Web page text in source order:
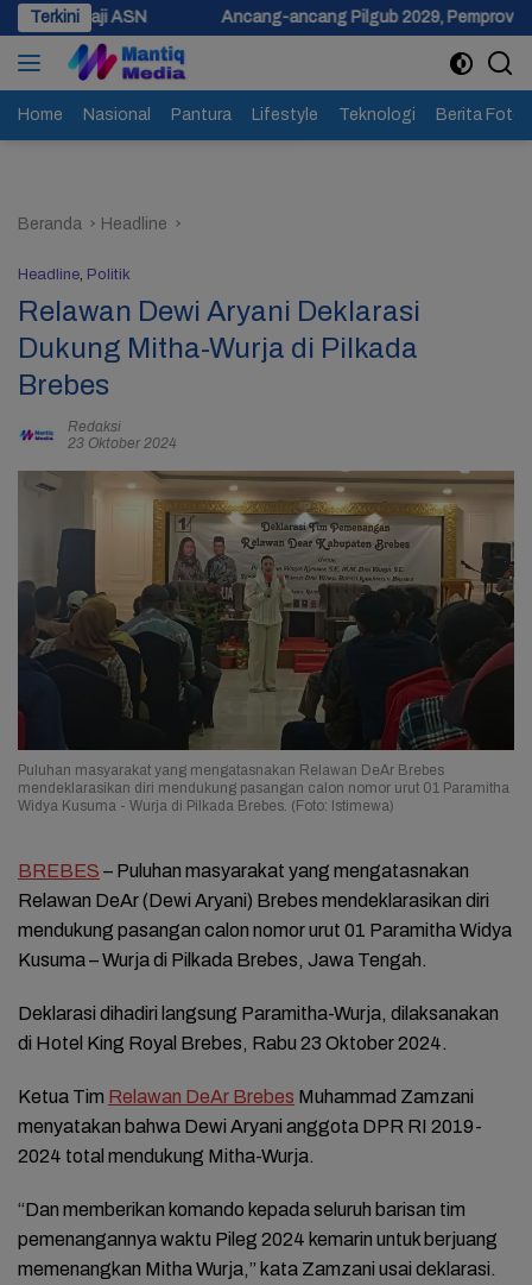
Langsung
ke
konten
Terkini Ancang-ancang Pilgub 2029, Pemprov Jateng Siapkan
Home Nasional Pantura Lifestyle Teknologi Berita Foto
Beranda Headline
Headline, Politik
Relawan Dewi Aryani Deklarasi
Dukung Mitha-Wurja di Pilkada
Brebes
Redaksi
23 Oktober 2024
Puluhan masyarakat yang mengatasnakan Relawan DeAr Brebes
mendeklarasikan diri mendukung pasangan calon nomor urut 01 Paramitha
Widya Kusuma - Wurja di Pilkada Brebes. (Foto: Istimewa)
BREBES – Puluhan masyarakat yang mengatasnakan
Relawan DeAr (Dewi Aryani) Brebes mendeklarasikan diri
mendukung pasangan calon nomor urut 01 Paramitha Widya
Kusuma – Wurja di Pilkada Brebes, Jawa Tengah.
Deklarasi dihadiri langsung Paramitha-Wurja, dilaksanakan
di Hotel King Royal Brebes, Rabu 23 Oktober 2024.
Ketua Tim Relawan DeAr Brebes Muhammad Zamzani
menyatakan bahwa Dewi Aryani anggota DPR RI 2019-
2024 total mendukung Mitha-Wurja.
“Dan memberikan komando kepada seluruh barisan tim
pemenangannya waktu Pileg 2024 kemarin untuk berjuang
memenangkan Mitha Wurja,” kata Zamzani usai deklarasi.